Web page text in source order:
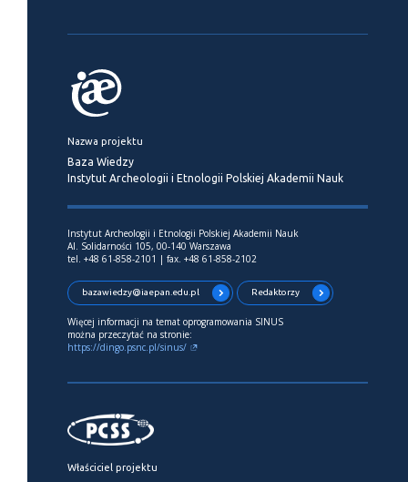
Nazwa projektu
Baza Wiedzy
Instytut Archeologii i Etnologii Polskiej Akademii Nauk
Instytut Archeologii i Etnologii Polskiej Akademii Nauk
Al. Solidarności 105, 00-140 Warszawa
tel. +48 61-858-2101 | fax. +48 61-858-2102
bazawiedzy@iaepan.edu.pl Redaktorzy
Więcej informacji na temat oprogramowania SINUS
można przeczytać na stronie:
https://dingo.psnc.pl/sinus/
Właściciel projektu